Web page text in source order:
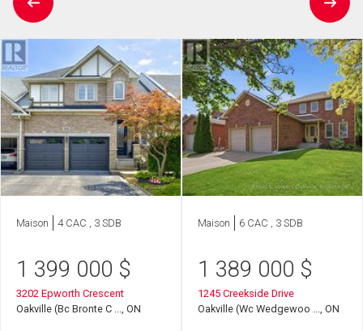
Maison 4 CAC , 3 SDB
1 399 000 $
3202 Epworth Crescent
Oakville (Bc Bronte C ..., ON
Maison 6 CAC , 3 SDB
1 389 000 $
1245 Creekside Drive
Oakville (Wc Wedgewoo ..., ON